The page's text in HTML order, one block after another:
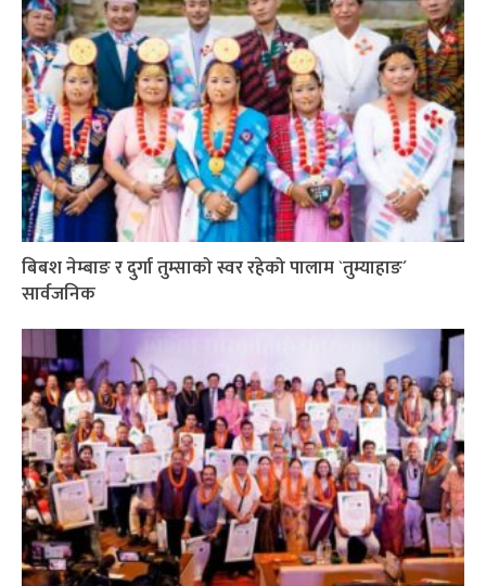
बिबश नेम्बाङ र दुर्गा तुम्साको स्वर रहेको पालाम `तुम्याहाङ´
सार्वजनिक